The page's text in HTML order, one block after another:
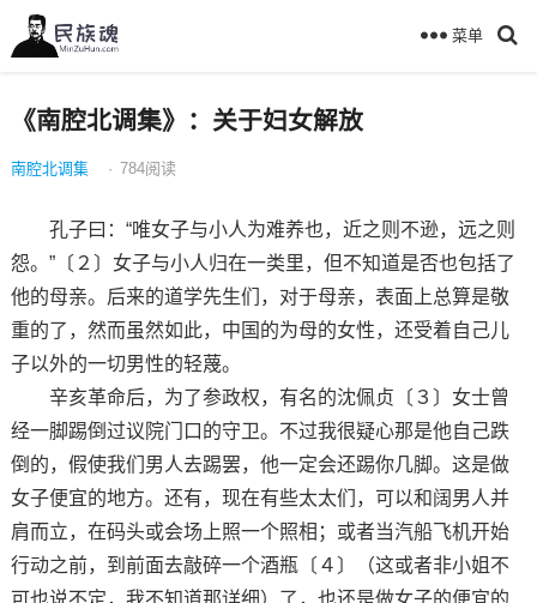
菜单
《南腔北调集》：关于妇女解放
南腔北调集 · 784阅读
孔子曰：“唯女子与小人为难养也，近之则不逊，远之则
怨。”〔２〕女子与小人归在一类里，但不知道是否也包括了
他的母亲。后来的道学先生们，对于母亲，表面上总算是敬
重的了，然而虽然如此，中国的为母的女性，还受着自己儿
子以外的一切男性的轻蔑。
辛亥革命后，为了参政权，有名的沈佩贞〔３〕女士曾
经一脚踢倒过议院门口的守卫。不过我很疑心那是他自己跌
倒的，假使我们男人去踢罢，他一定会还踢你几脚。这是做
女子便宜的地方。还有，现在有些太太们，可以和阔男人并
肩而立，在码头或会场上照一个照相；或者当汽船飞机开始
行动之前，到前面去敲碎一个酒瓶〔４〕（这或者非小姐不
可也说不定，我不知道那详细）了，也还是做女子的便宜的